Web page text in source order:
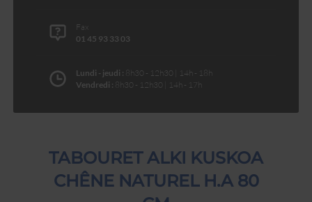
Fax
01 45 93 33 03
Lundi - jeudi : 8h30 - 12h30 | 14h - 18h
Vendredi : 8h30 - 12h30 | 14h - 17h
TABOURET ALKI KUSKOA
CHÊNE NATUREL H.A 80